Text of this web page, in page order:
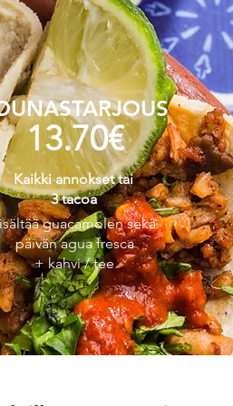
Kaikki annokset tai
3 tacoa
13.70€
guacamolen sekä
päivän agua fresca
+ kahvi / tee